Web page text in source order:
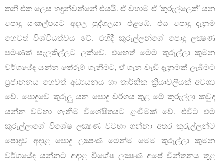
තනි එක ලෙස හඳුන්වන්නේ එයයි. ඒ වහාම ඒ ‘කුරුල්ලෙක්’ යන
පොදු සංකල්පයට අදාල පුද්ගලයා එළඹේ. එය පොදු දැනුම
හෙවත් විශ්වීයත්වය වේ. එහිදී කුරුල්ලන්ගේ පොදු ලක්‍ෂණ
පමණක් සැලකිල්ලට ලක්වේ. එහෙත් මෙම කුරුල්ලා කුමන
වර්ගයේද යන්න තේරුම් ගැනීමට, ඒ ගැන වැඩි දැනුමක් ලැබීමට
ප්‍රජානනය හෙවත් අධ්‍යයනය හා තාර්කික ක්‍රියාවලියක් අවශ්‍ය
වේ. පොදුවේ කුරුලු යන පොදු වර්ගය තුළ මේ කුරුල්ලා කවුද
යන්න වටහා ගැනීම විශේෂිතයට ළංවීමක් වේ. එවිට එම
කුරුල්ලාගේ විශේෂ ලක්‍ෂණ වටහා ගන්නා අතර කුරුල්ලන්ට
පොදුව් අදාළ පොදු ලක්‍ෂණ මෙන්ම මෙම කුරුල්ලා කුමන
වර්ගයේද යන්නට අදාළ විශේෂ ලක්‍ෂණ අපේ චින්තනය තුළ